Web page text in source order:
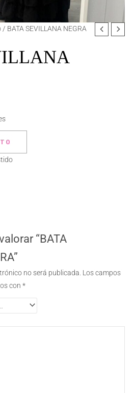
/ BATA SEVILLANA NEGRA
“BATA
no será publicada. Los campos
con *